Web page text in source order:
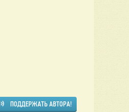
ПОДДЕРЖАТЬ АВТОРА!